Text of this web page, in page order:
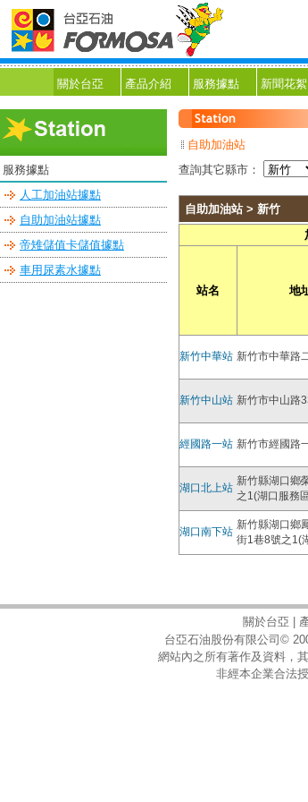
關於台亞 產品介紹 服務據點 新聞花絮
服務據點
人工加油站據點
自助加油站據點
帝雉儲值卡儲值據點
車用尿素水據點
自助加油站
查詢其它縣市：
自助加油站 > 新竹
站名 地
新竹中華站 新竹市中華路
新竹中山站 新竹市中山路
經國路一站 新竹市經國路
湖口北上站
新竹縣湖口鄉
之1(湖口服務
湖口南下站
新竹縣湖口鄉
街1巷8號之1(
關於台亞
台亞石油股份有限公司©
網站內之所有著作及資料，
非經本企業合法